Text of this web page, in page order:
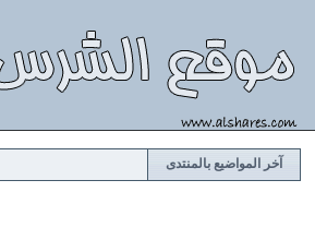
آخر المواضيع بالمنتدى